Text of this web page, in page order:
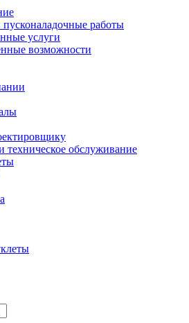
работы
услуги
возможности
техническое обслуживание